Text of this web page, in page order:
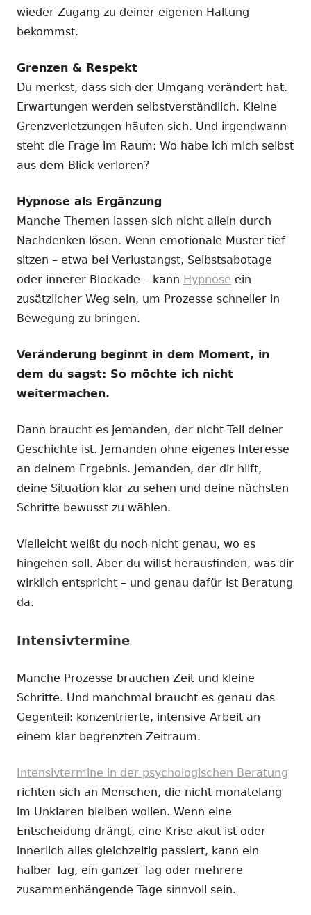
wieder Zugang zu deiner eigenen Haltung
bekommst.
Grenzen & Respekt
Du merkst, dass sich der Umgang verändert hat.
Erwartungen werden selbstverständlich. Kleine
Grenzverletzungen häufen sich. Und irgendwann
steht die Frage im Raum: Wo habe ich mich selbst
aus dem Blick verloren?
Hypnose als Ergänzung
Manche Themen lassen sich nicht allein durch
Nachdenken lösen. Wenn emotionale Muster tief
sitzen – etwa bei Verlustangst, Selbstsabotage
oder innerer Blockade – kann Hypnose ein
zusätzlicher Weg sein, um Prozesse schneller in
Bewegung zu bringen.
Veränderung beginnt in dem Moment, in
dem du sagst: So möchte ich nicht
weitermachen.
Dann braucht es jemanden, der nicht Teil deiner
Geschichte ist. Jemanden ohne eigenes Interesse
an deinem Ergebnis. Jemanden, der dir hilft,
deine Situation klar zu sehen und deine nächsten
Schritte bewusst zu wählen.
Vielleicht weißt du noch nicht genau, wo es
hingehen soll. Aber du willst herausfinden, was dir
wirklich entspricht – und genau dafür ist Beratung
da.
Intensivtermine
Manche Prozesse brauchen Zeit und kleine
Schritte. Und manchmal braucht es genau das
Gegenteil: konzentrierte, intensive Arbeit an
einem klar begrenzten Zeitraum.
Intensivtermine in der psychologischen Beratung
richten sich an Menschen, die nicht monatelang
im Unklaren bleiben wollen. Wenn eine
Entscheidung drängt, eine Krise akut ist oder
innerlich alles gleichzeitig passiert, kann ein
halber Tag, ein ganzer Tag oder mehrere
zusammenhängende Tage sinnvoll sein.